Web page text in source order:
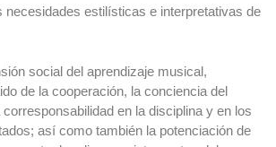
necesidades estilísticas e interpretativas de
social del aprendizaje musical,
de la cooperación, la conciencia del
en la disciplina y en los
así como también la potenciación de